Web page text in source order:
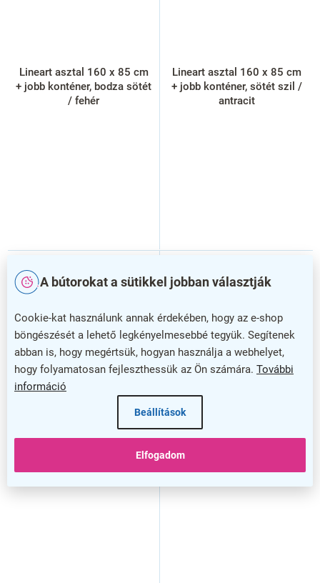
A bútorokat a sütikkel jobban választják
Cookie-kat használunk annak érdekében, hogy az e-shop
böngészését a lehető legkényelmesebbé tegyük. Segítenek
abban is, hogy megértsük, hogyan használja a webhelyet,
hogy folyamatosan fejleszthessük az Ön számára. További
információ
Beállítások
Elfogadom
Lineart asztal 160 x 85 cm
+ jobb konténer, bodza sötét
/ fehér
Lineart asztal 160 x 85 cm
+ jobb konténer, sötét szil /
antracit
Lineart asztal 160 x 85 cm
+ jobb konténer, világos
Lineart asztal 160 x 85 cm
+ jobb konténer, világos szil